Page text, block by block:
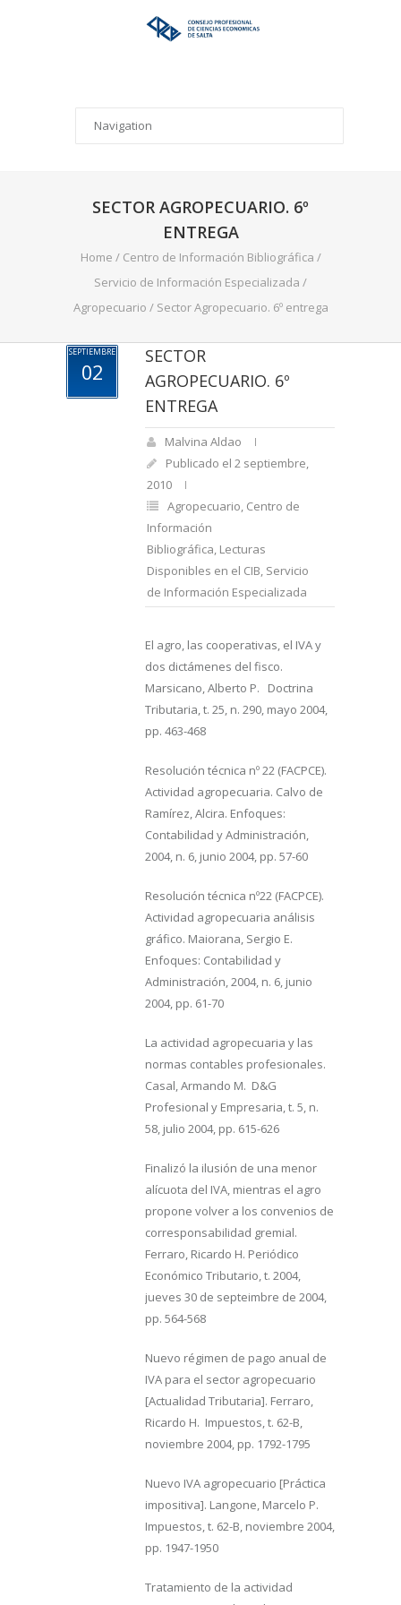
SECTOR AGROPECUARIO. 6º
ENTREGA
Home / Centro de Información Bibliográfica /
Servicio de Información Especializada /
Agropecuario / Sector Agropecuario. 6º entrega
SEPTIEMBRE
02
SECTOR
AGROPECUARIO. 6º
ENTREGA
Malvina Aldao
Publicado el 2 septiembre,
2010
Agropecuario, Centro de
Información
Bibliográfica, Lecturas
Disponibles en el CIB, Servicio
de Información Especializada
El agro, las cooperativas, el IVA y
dos dictámenes del fisco.
Marsicano, Alberto P. Doctrina
Tributaria, t. 25, n. 290, mayo 2004,
pp. 463-468
Resolución técnica nº 22 (FACPCE).
Actividad agropecuaria. Calvo de
Ramírez, Alcira. Enfoques:
Contabilidad y Administración,
2004, n. 6, junio 2004, pp. 57-60
Resolución técnica nº22 (FACPCE).
Actividad agropecuaria análisis
gráfico. Maiorana, Sergio E.
Enfoques: Contabilidad y
Administración, 2004, n. 6, junio
2004, pp. 61-70
La actividad agropecuaria y las
normas contables profesionales.
Casal, Armando M. D&G
Profesional y Empresaria, t. 5, n.
58, julio 2004, pp. 615-626
Finalizó la ilusión de una menor
alícuota del IVA, mientras el agro
propone volver a los convenios de
corresponsabilidad gremial.
Ferraro, Ricardo H. Periódico
Económico Tributario, t. 2004,
jueves 30 de septeimbre de 2004,
pp. 564-568
Nuevo régimen de pago anual de
IVA para el sector agropecuario
[Actualidad Tributaria]. Ferraro,
Ricardo H. Impuestos, t. 62-B,
noviembre 2004, pp. 1792-1795
Nuevo IVA agropecuario [Práctica
impositiva]. Langone, Marcelo P.
Impuestos, t. 62-B, noviembre 2004,
pp. 1947-1950
Tratamiento de la actividad